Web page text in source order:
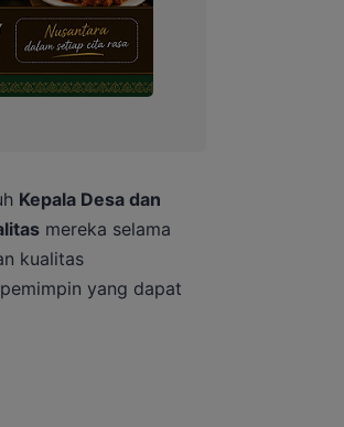
Kepala Desa dan
mereka selama
kualitas
yang dapat